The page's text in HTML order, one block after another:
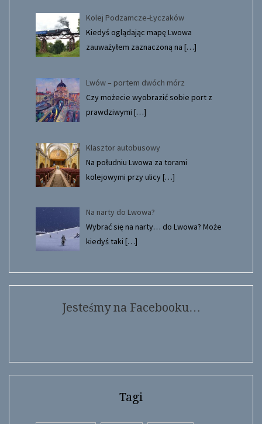
Kolej Podzamcze-Łyczaków
Kiedyś oglądając mapę Lwowa
zauważyłem zaznaczoną na […]
Lwów – portem dwóch mórz
Czy możecie wyobrazić sobie port z
prawdziwymi […]
Klasztor autobusowy
Na południu Lwowa za torami
kolejowymi przy ulicy[…]
Na narty do Lwowa?
Wybrać się na narty… do Lwowa? Może
kiedyś taki […]
Jesteśmy na Facebooku…
Tagi